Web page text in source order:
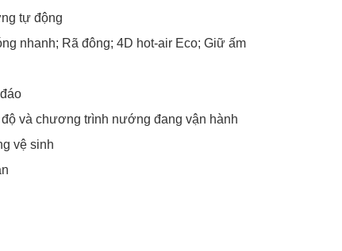
tự động
nhanh; Rã đông; 4D hot-air Eco; Giữ ấm
và chương trình nướng đang vận hành
vệ sinh